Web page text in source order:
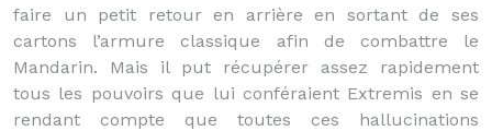
faire un petit retour en arrière en sortant de ses
cartons l’armure classique afin de combattre le
Mandarin. Mais il put récupérer assez rapidement
tous les pouvoirs que lui conféraient Extremis en se
rendant compte que toutes ces hallucinations